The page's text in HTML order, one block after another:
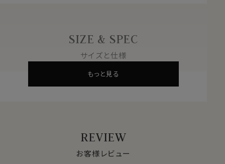
-職人技のハイクオリティーな完成度・飽きることのない上質素
無地
（内側＝ブラウン 茶色）
サイズ
横幅=約43cm
高さ=約31cm
約1310g
開閉=スナップボタン+ファスナー
SIZE & SPEC
サイズと仕様
もっと見る
REVIEW
お客様レビュー